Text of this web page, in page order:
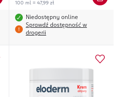
100 ml = 47,99 zł
Niedostępny online
Sprawdź dostępność w
drogerii